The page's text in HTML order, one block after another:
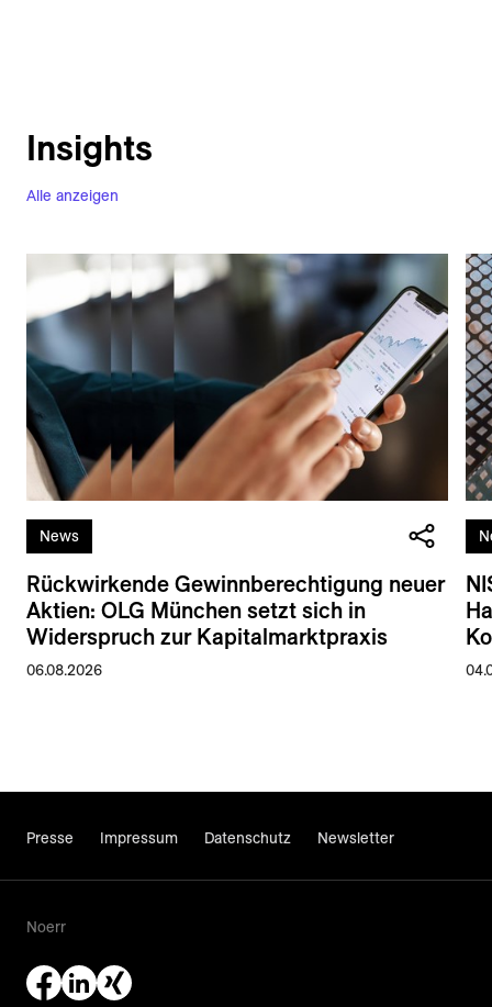
Alle anzeigen
Insights
News
Rückwirkende Gewinnberechtigung neuer
Aktien: OLG München setzt sich in
Widerspruch zur Kapitalmarktpraxis
06.08.2026
Presse Impressum Datenschutz Newsletter
Noerr